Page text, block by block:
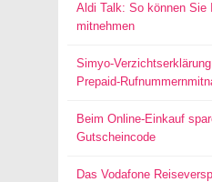
Aldi Talk: So können Sie
mitnehmen
Simyo-
Prepaid-
Beim Online-Einkauf
Gutscheincode
Das Vodafone